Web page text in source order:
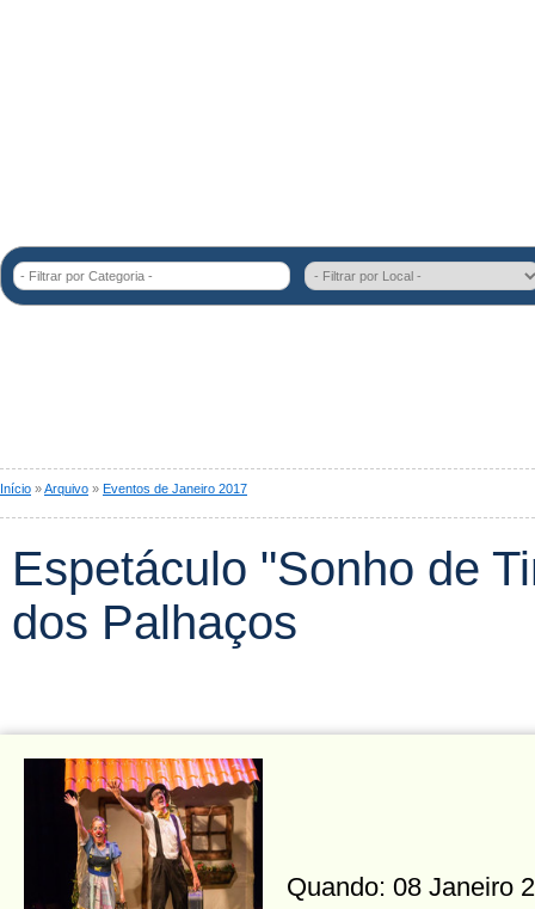
- Filtrar por Categoria -
Início »Arquivo » Eventos de Janeiro 2017
Espetáculo "Sonho de
dos Palhaços
Quando: 08 Janeiro